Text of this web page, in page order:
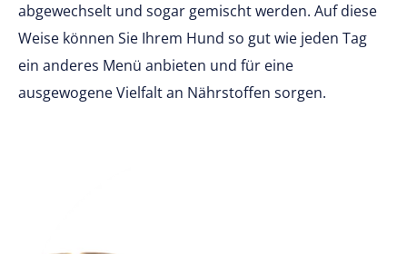
abgewechselt und sogar gemischt werden. Auf diese
Weise können Sie Ihrem Hund so gut wie jeden Tag
ein anderes Menü anbieten und für eine
ausgewogene Vielfalt an Nährstoffen sorgen.